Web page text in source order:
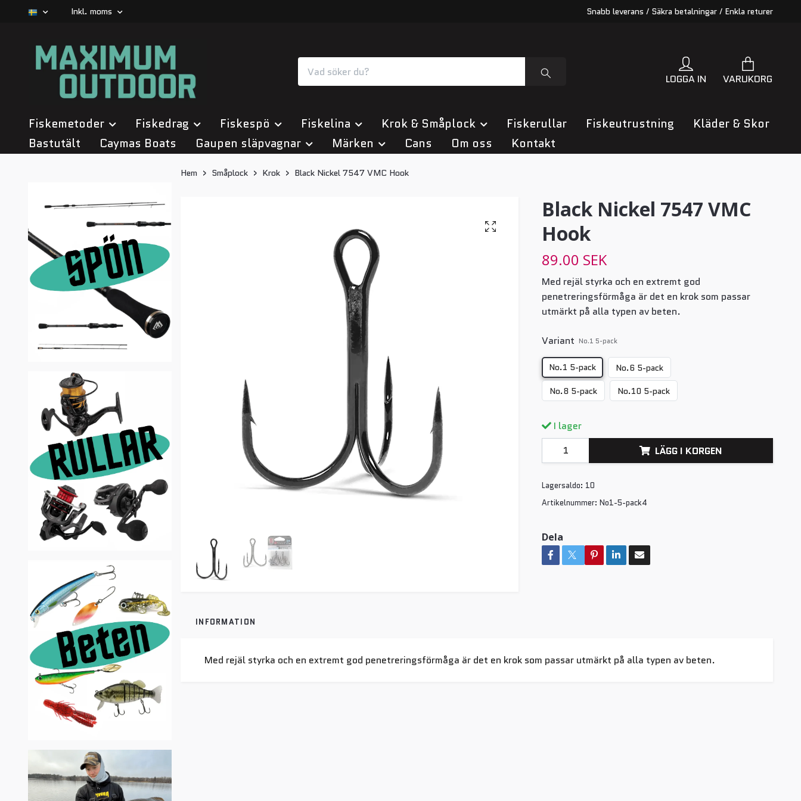
Inkl. moms Snabb leverans / Säkra betalningar / Enkla returer
LOGGA IN VARUKORG
Fiskemetoder Fiskedrag Fiskespö Fiskelina Krok & Småplock Fiskerullar Fiskeutrustning
Kläder & Skor
Bastutält
Caymas Boats Gaupen släpvagnar Märken Cans Om oss Kontakt
Hem Småplock Krok Black Nickel 7547 VMC Hook
Black Nickel 7547 VMC
Hook
89.00 SEK
Med rejäl styrka och en extremt god
penetreringsförmåga är det en krok som passar
utmärkt på alla typen av beten.
Variant No.1 5-pack
No.1 5-pack
No.6 5-pack
No.8 5-pack
No.10 5-pack
I lager
LÄGG I KORGEN
Lagersaldo: 10
Artikelnummer: No1-5-pack4
Dela
INFORMATION
Med rejäl styrka och en extremt god penetreringsförmåga är det en krok som passar utmärkt på alla typen av beten.